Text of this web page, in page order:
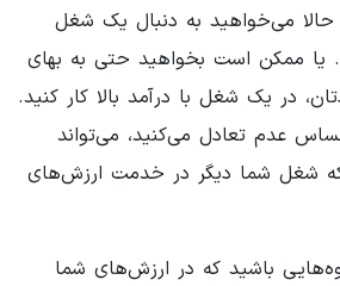
حالا می‌خواهید به دنبال یک شغل
یا ممکن است بخواهید حتی به بهای
در یک شغل با درآمد بالا کار کنید.
عدم تعادل می‌کنید، می‌تواند
که شغل شما دیگر در خدمت ارزش‌های
باشید که در ارزش‌های شما